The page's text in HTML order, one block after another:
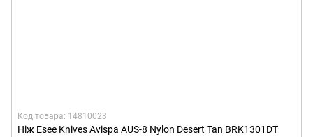
Код товара: 14810023
Ніж Esee Knives Avispa AUS-8 Nylon Desert Tan BRK1301DT